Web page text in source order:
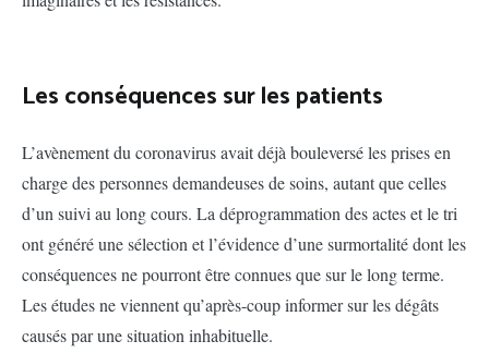
Les conséquences sur les patients
L’avènement du coronavirus avait déjà bouleversé les prises en
charge des personnes demandeuses de soins, autant que celles
d’un suivi au long cours. La déprogrammation des actes et le tri
ont généré une sélection et l’évidence d’une surmortalité dont les
conséquences ne pourront être connues que sur le long terme.
Les études ne viennent qu’après-coup informer sur les dégâts
causés par une situation inhabituelle.